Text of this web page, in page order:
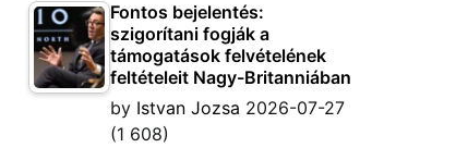
Fontos bejelentés:
szigorítani fogják a
támogatások felvételének
feltételeit Nagy-Britanniában
by Istvan Jozsa 2026-07-27
(1 608)